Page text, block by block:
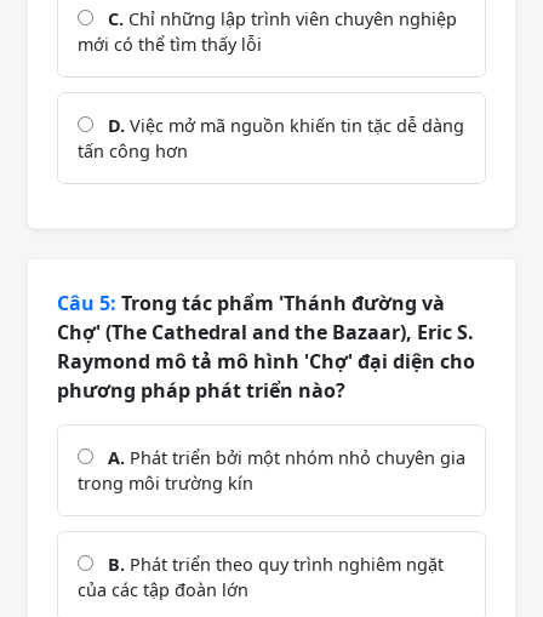
C. Chỉ những lập trình viên chuyên nghiệp
mới có thể tìm thấy lỗi
D. Việc mở mã nguồn khiến tin tặc dễ dàng
tấn công hơn
Câu 5: Trong tác phẩm 'Thánh đường và
Chợ' (The Cathedral and the Bazaar), Eric S.
Raymond mô tả mô hình 'Chợ' đại diện cho
phương pháp phát triển nào?
A. Phát triển bởi một nhóm nhỏ chuyên gia
trong môi trường kín
B. Phát triển theo quy trình nghiêm ngặt
của các tập đoàn lớn